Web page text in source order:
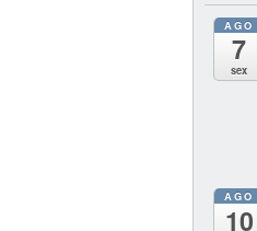
AGO
7
sex
AGO
10